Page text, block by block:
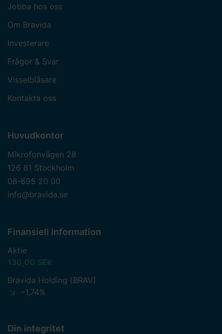
Jobba hos oss
Om Bravida
Investerare
Frågor & Svar
Visselblåsare
Kontakta oss
Huvudkontor
Mikrofonvägen 28
126 81 Stockholm
08-695 20 00
info@bravida.se
Finansiell information
Aktie
130,00 SEK
Bravida Holding (BRAV)
−1,74%
Din integritet